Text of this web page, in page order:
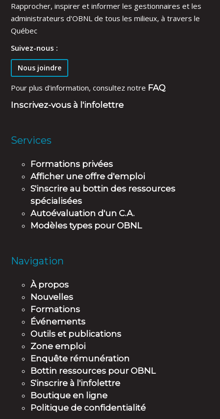
Rapprocher, inspirer et informer les gestionnaires et les
administrateurs d'OBNL de tous les milieux, à travers le
Québec
Suivez-nous :
Nous joindre
Pour plus d'information, consultez notre FAQ
Inscrivez-vous à l'infolettre
Services
Formations privées
Afficher une offre d'emploi
S'inscrire au bottin des ressources
spécialisées
Autoévaluation d'un C.A.
Modèles types pour OBNL
Navigation
À propos
Nouvelles
Formations
Événements
Outils et publications
Zone emploi
Enquête rémunération
Bottin ressources pour OBNL
S'inscrire à l'infolettre
Boutique en ligne
Politique de confidentialité